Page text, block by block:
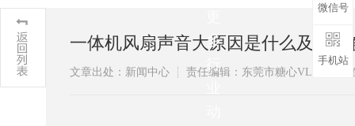
多
行
一体机风扇声音大原因是什么及如何解
文章出处：新闻中心 责任编辑：东莞市糖心VLOG视
微信号
手机站